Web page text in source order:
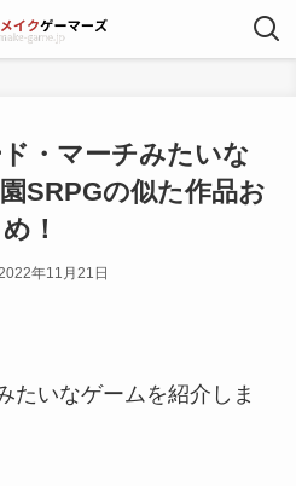
・マーチみたいな
SRPGの似た作品お
！
年11月21日
たいなゲームを紹介しま